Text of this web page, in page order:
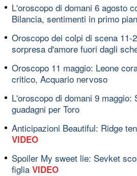
L'oroscopo di domani 6 agosto
Bilancia, sentimenti in primo
Oroscopo dei colpi di scena 11-
sorpresa d'amore fuori dagli
Oroscopo 11 maggio: Leone
critico, Acquario nervoso
L'oroscopo di domani 9 maggio:
guadagni per Toro
Anticipazioni Beautiful: Ridge
VIDEO
Spoiler My sweet lie: Sevket
figlia VIDEO